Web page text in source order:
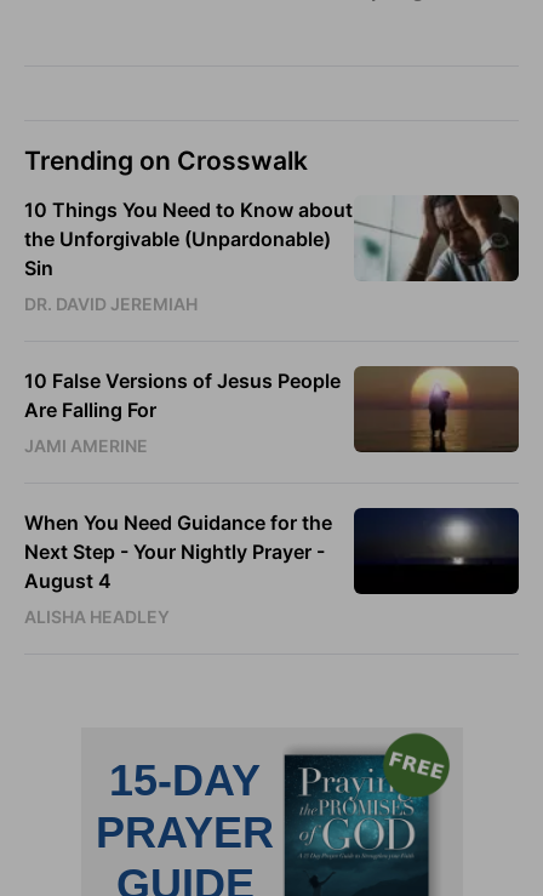
Trending on Crosswalk
10 Things You Need to Know about
the Unforgivable (Unpardonable)
Sin
DR. DAVID JEREMIAH
10 False Versions of Jesus People
Are Falling For
JAMI AMERINE
When You Need Guidance for the
Next Step - Your Nightly Prayer -
August 4
ALISHA HEADLEY